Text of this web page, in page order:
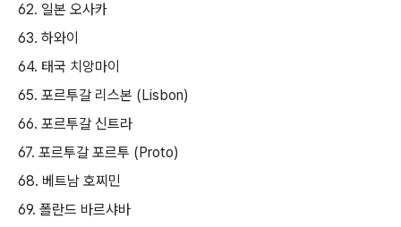
62. 일본 오사카
63. 하와이
64. 태국 치앙마이
65. 포르투갈 리스본 (Lisbon)
66. 포르투갈 신트라
67. 포르투갈 포르투 (Proto)
68. 베트남 호찌민
69. 폴란드 바르샤바